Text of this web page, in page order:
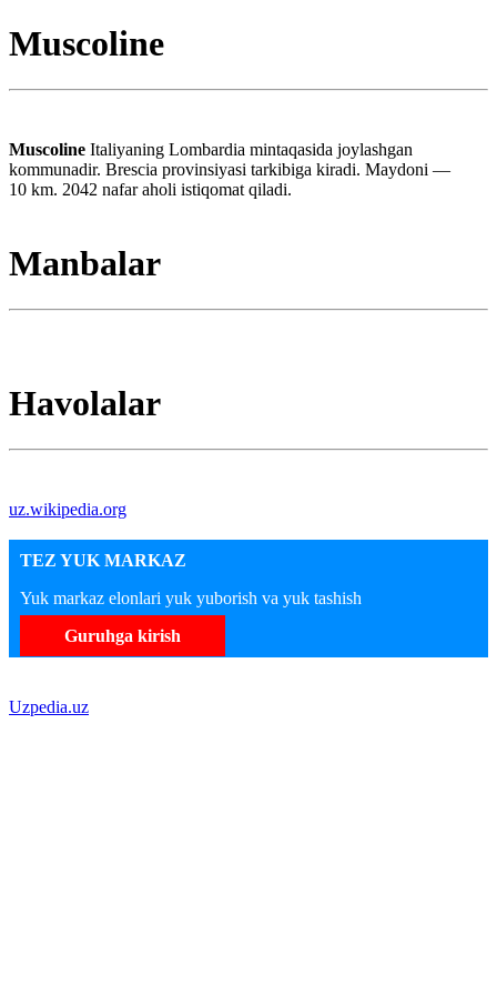
Muscoline
Muscoline Italiyaning Lombardia mintaqasida joylashgan
kommunadir. Brescia provinsiyasi tarkibiga kiradi. Maydoni —
10 km. 2042 nafar aholi istiqomat qiladi.
Manbalar
Havolalar
uz.wikipedia.org
TEZ YUK MARKAZ
Yuk markaz elonlari yuk yuborish va yuk tashish
Guruhga kirish
Uzpedia.uz